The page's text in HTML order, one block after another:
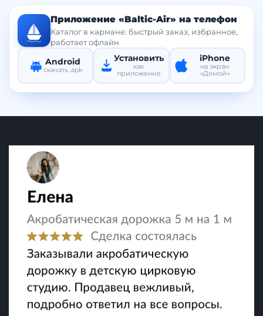
Приложение «Baltic-Air» на телефон
Каталог в кармане: быстрый заказ, избранное,
работает офлайн
Android
скачать .apk
Установить
как
приложение
iPhone
на экран
«Домой»